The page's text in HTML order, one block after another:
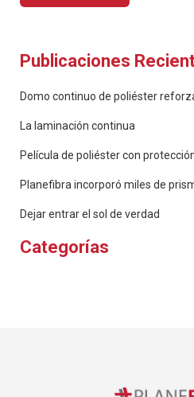
Publicaciones
Domo continuo de poliéster
La laminación continua
Película de poliéster con
Planefibra incorporó miles de
Dejar entrar el sol de verdad
Categorías